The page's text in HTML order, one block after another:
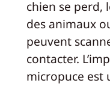
chien se perd,
des animaux
peuvent
contacter.
micropuce est